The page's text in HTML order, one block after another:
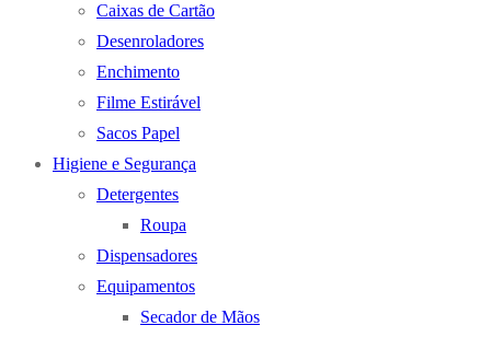
Caixas de Cartão
Desenroladores
Enchimento
Filme Estirável
Sacos Papel
Higiene e Segurança
Detergentes
Roupa
Dispensadores
Equipamentos
Secador de Mãos